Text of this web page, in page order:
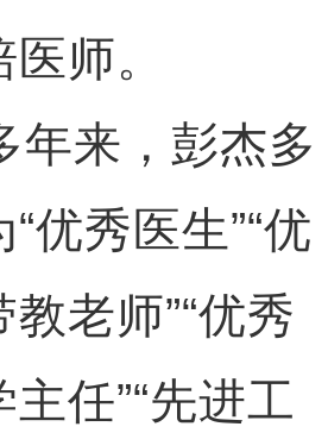
师。
来，彭杰多
优秀医生”“优
老师”“优秀
任”“先进工